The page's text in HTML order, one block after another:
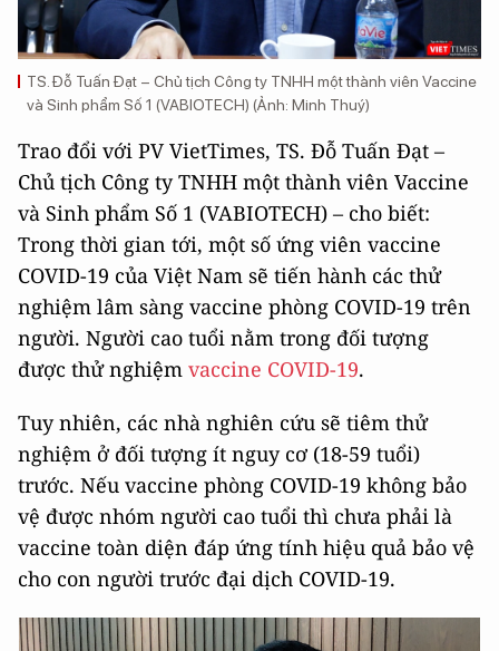
TS. Đỗ Tuấn Đạt – Chủ tịch Công ty TNHH một thành viên Vaccine
và Sinh phẩm Số 1 (VABIOTECH) (Ảnh: Minh Thuý)
Trao đổi với PV VietTimes, TS. Đỗ Tuấn Đạt –
Chủ tịch Công ty TNHH một thành viên Vaccine
và Sinh phẩm Số 1 (VABIOTECH) – cho biết:
Trong thời gian tới, một số ứng viên vaccine
COVID-19 của Việt Nam sẽ tiến hành các thử
nghiệm lâm sàng vaccine phòng COVID-19 trên
người. Người cao tuổi nằm trong đối tượng
được thử nghiệm vaccine COVID-19.
Tuy nhiên, các nhà nghiên cứu sẽ tiêm thử
nghiệm ở đối tượng ít nguy cơ (18-59 tuổi)
trước. Nếu vaccine phòng COVID-19 không bảo
vệ được nhóm người cao tuổi thì chưa phải là
vaccine toàn diện đáp ứng tính hiệu quả bảo vệ
cho con người trước đại dịch COVID-19.